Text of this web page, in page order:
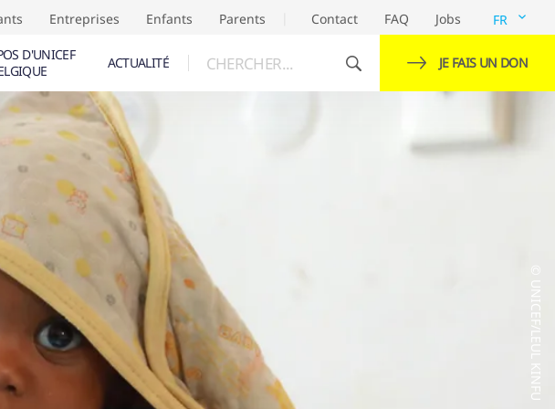
Entreprises Enfants Parents Contact FAQ Jobs FR
D'UNICEF
ACTUALITÉ CHERCHER... JE FAIS UN DON
© UNICEF/LEUL KINFU